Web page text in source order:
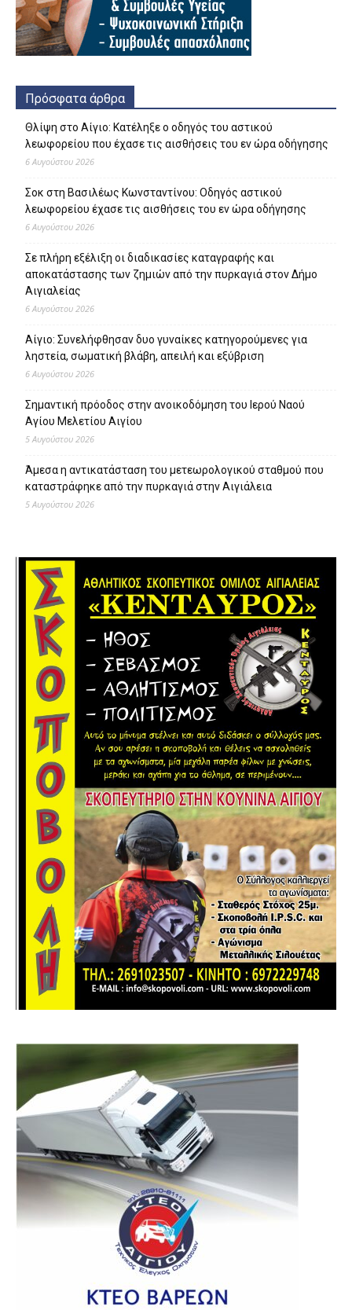
Πρόσφατα άρθρα
Θλίψη στο Αίγιο: Κατέληξε ο οδηγός του αστικού
λεωφορείου που έχασε τις αισθήσεις του εν ώρα οδήγησης
6 Αυγούστου 2026
Σοκ στη Βασιλέως Κωνσταντίνου: Οδηγός αστικού
λεωφορείου έχασε τις αισθήσεις του εν ώρα οδήγησης
6 Αυγούστου 2026
Σε πλήρη εξέλιξη οι διαδικασίες καταγραφής και
αποκατάστασης των ζημιών από την πυρκαγιά στον Δήμο
Αιγιαλείας
6 Αυγούστου 2026
Αίγιο: Συνελήφθησαν δυο γυναίκες κατηγορούμενες για
ληστεία, σωματική βλάβη, απειλή και εξύβριση
6 Αυγούστου 2026
Σημαντική πρόοδος στην ανοικοδόμηση του Ιερού Ναού
Αγίου Μελετίου Αιγίου
5 Αυγούστου 2026
Άμεσα η αντικατάσταση του μετεωρολογικού σταθμού που
καταστράφηκε από την πυρκαγιά στην Αιγιάλεια
5 Αυγούστου 2026